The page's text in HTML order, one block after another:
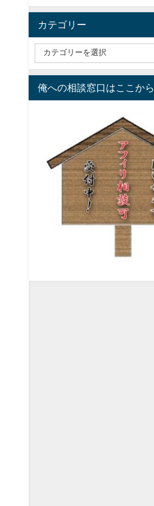
カテゴリー
俺への相談窓口はここから